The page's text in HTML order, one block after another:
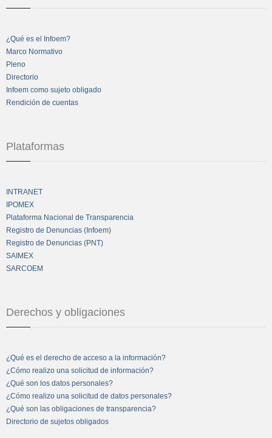
¿Qué es el Infoem?
Marco Normativo
Pleno
Directorio
Infoem como sujeto obligado
Rendición de cuentas
Plataformas
INTRANET
IPOMEX
Plataforma Nacional de Transparencia
Registro de Denuncias (Infoem)
Registro de Denuncias (PNT)
SAIMEX
SARCOEM
Derechos y obligaciones
¿Qué es el derecho de acceso a la información?
¿Cómo realizo una solicitud de información?
¿Qué son los datos personales?
¿Cómo realizo una solicitud de datos personales?
¿Qué son las obligaciones de transparencia?
Directorio de sujetos obligados